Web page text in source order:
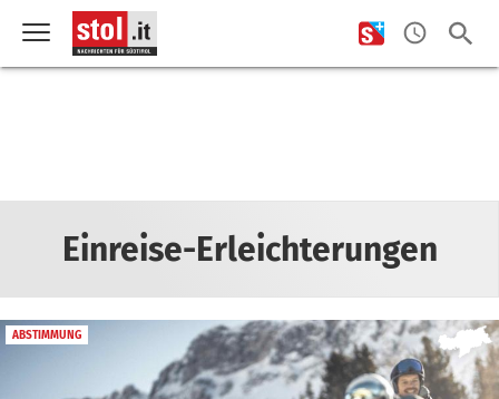
Einreise-Erleichterungen
ABSTIMMUNG